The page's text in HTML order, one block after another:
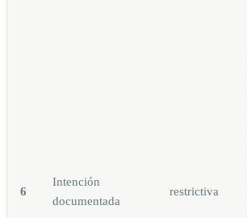
6
Intención
documentada
restrictiva